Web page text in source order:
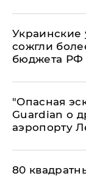
сожгли
бюджета РФ
"Опасная
Guardian о
аэропорту
80